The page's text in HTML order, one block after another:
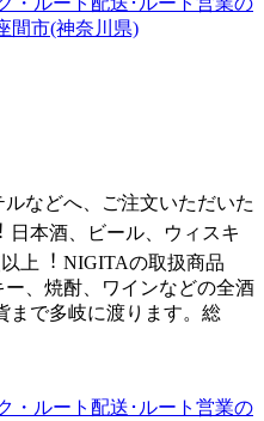
間市(神奈川県)
などへ、ご注⽂いただいた
⽇本酒、ビール、ウィスキ
上︕ NIGITAの取扱商品
、焼酎、ワインなどの全酒
まで多岐に渡ります。総
・ルート配送･ルート営業の